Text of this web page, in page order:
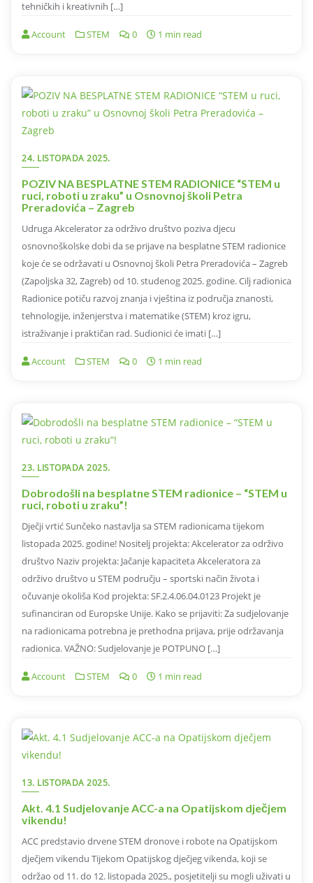
tehničkih i kreativnih […]
Account STEM 0 1 min read
24. LISTOPADA 2025.
POZIV NA BESPLATNE STEM RADIONICE “STEM u
ruci, roboti u zraku” u Osnovnoj školi Petra
Preradovića – Zagreb
Udruga Akcelerator za održivo društvo poziva djecu
osnovnoškolske dobi da se prijave na besplatne STEM radionice
koje će se održavati u Osnovnoj školi Petra Preradovića – Zagreb
(Zapoljska 32, Zagreb) od 10. studenog 2025. godine. Cilj radionica
Radionice potiču razvoj znanja i vještina iz područja znanosti,
tehnologije, inženjerstva i matematike (STEM) kroz igru,
istraživanje i praktičan rad. Sudionici će imati […]
Account STEM 0 1 min read
23. LISTOPADA 2025.
Dobrodošli na besplatne STEM radionice – “STEM u
ruci, roboti u zraku”!
Dječji vrtić Sunčeko nastavlja sa STEM radionicama tijekom
listopada 2025. godine! Nositelj projekta: Akcelerator za održivo
društvo Naziv projekta: Jačanje kapaciteta Akceleratora za
održivo društvo u STEM području – sportski način života i
očuvanje okoliša Kod projekta: SF.2.4.06.04.0123 Projekt je
sufinanciran od Europske Unije. Kako se prijaviti: Za sudjelovanje
na radionicama potrebna je prethodna prijava, prije održavanja
radionica. VAŽNO: Sudjelovanje je POTPUNO […]
Account STEM 0 1 min read
13. LISTOPADA 2025.
Akt. 4.1 Sudjelovanje ACC-a na Opatijskom dječjem
vikendu!
ACC predstavio drvene STEM dronove i robote na Opatijskom
dječjem vikendu Tijekom Opatijskog dječjeg vikenda, koji se
održao od 11. do 12. listopada 2025., posjetitelji su mogli uživati u